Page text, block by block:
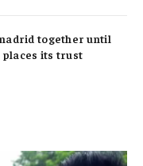
together until
places its trust